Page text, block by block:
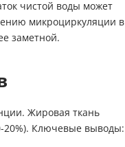
Я принимаю условия
чистой воды может
микроциркуляции в
заметной.
Жировая ткань
20%). Ключевые выводы: